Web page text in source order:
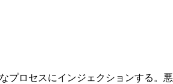
プロセスにインジェクションする。悪